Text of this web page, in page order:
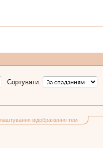
відображення тем
Сортувати: